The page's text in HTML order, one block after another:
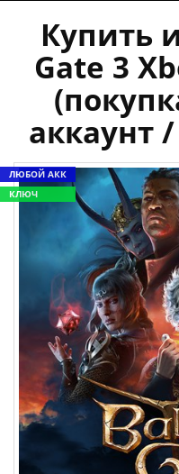
Купить
Gate 3
аккаунт
ЛЮБОЙ АКК
КЛЮЧ